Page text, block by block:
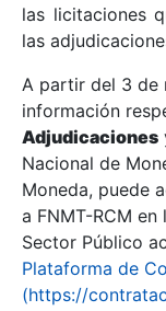
Mostrar/Ocultar
Mostrar/Ocultar
las licitaciones
las
A partir del 3 de
información
Adjudicaciones
Nacional de
Moneda, puede
a FNMT-RCM
Sector Público
Plataforma de
(https://